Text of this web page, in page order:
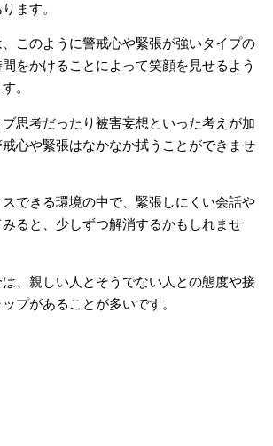
ます。
このように警戒心や緊張が強いタイプの
をかけることによって笑顔を見せるよう
。
思考だったり被害妄想といった考えが加
心や緊張はなかなか拭うことができませ
できる環境の中で、緊張しにくい会話や
ると、少しずつ解消するかもしれませ
、親しい人とそうでない人との態度や接
プがあることが多いです。